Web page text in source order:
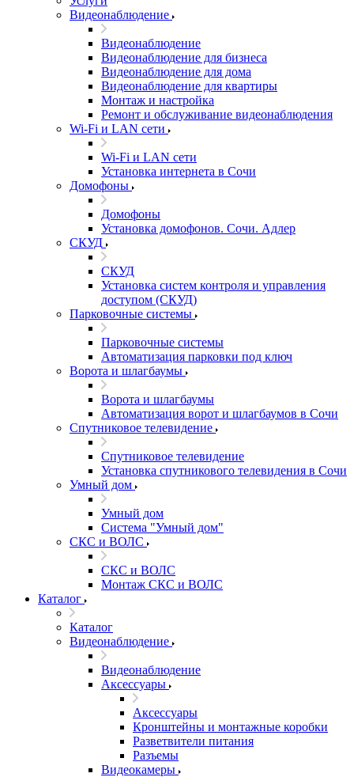
Видеонаблюдение
Видеонаблюдение
Видеонаблюдение для бизнеса
Видеонаблюдение для дома
Видеонаблюдение для квартиры
Монтаж и настройка
Ремонт и обслуживание видеонаблюдения
Wi-Fi и LAN сети
Wi-Fi и LAN сети
Установка интернета в Сочи
Домофоны
Домофоны
Установка домофонов. Сочи. Адлер
СКУД
СКУД
Установка систем контроля и управления
доступом (СКУД)
Парковочные системы
Парковочные системы
Автоматизация парковки под ключ
Ворота и шлагбаумы
Ворота и шлагбаумы
Автоматизация ворот и шлагбаумов в Сочи
Спутниковое телевидение
Спутниковое телевидение
Установка спутникового телевидения в Сочи
Умный дом
Умный дом
Система "Умный дом"
СКС и ВОЛС
СКС и ВОЛС
Монтаж СКС и ВОЛС
Каталог
Каталог
Видеонаблюдение
Видеонаблюдение
Аксессуары
Аксессуары
Кронштейны и монтажные коробки
Разветвители питания
Разъемы
Видеокамеры